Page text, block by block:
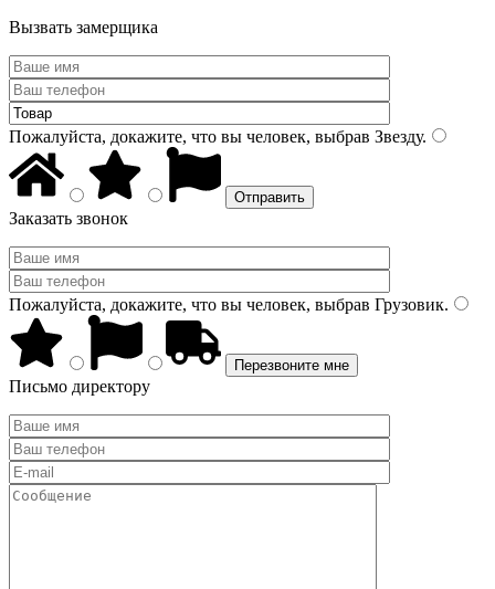
Вызвать замерщика
Пожалуйста, докажите, что вы человек, выбрав Звезду.
Заказать звонок
Пожалуйста, докажите, что вы человек, выбрав Грузовик.
Письмо директору